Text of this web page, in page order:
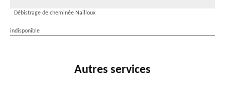
Débistrage de cheminée Nailloux
indisponible
Autres services